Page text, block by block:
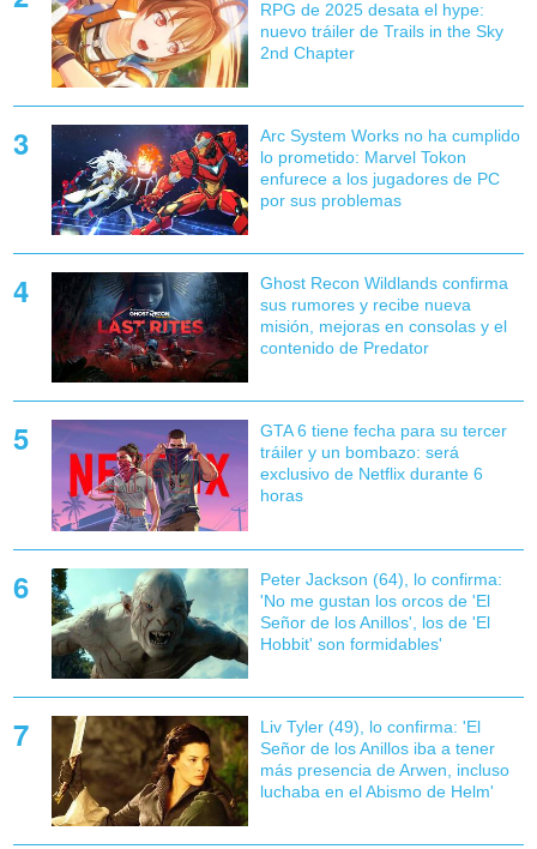
RPG de 2025 desata el hype:
nuevo tráiler de Trails in the Sky
2nd Chapter
Arc System Works no ha cumplido
lo prometido: Marvel Tokon
enfurece a los jugadores de PC
por sus problemas
Ghost Recon Wildlands confirma
sus rumores y recibe nueva
misión, mejoras en consolas y el
contenido de Predator
GTA 6 tiene fecha para su tercer
tráiler y un bombazo: será
exclusivo de Netflix durante 6
horas
Peter Jackson (64), lo confirma:
'No me gustan los orcos de 'El
Señor de los Anillos', los de 'El
Hobbit' son formidables'
Liv Tyler (49), lo confirma: 'El
Señor de los Anillos iba a tener
más presencia de Arwen, incluso
luchaba en el Abismo de Helm'